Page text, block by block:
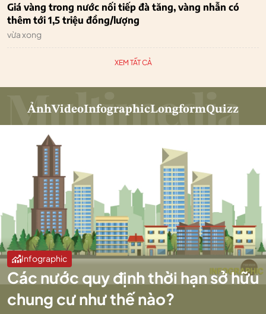
Giá vàng trong nước nối tiếp đà tăng, vàng nhẫn có
thêm tới 1,5 triệu đồng/lượng
vừa xong
XEM TẤT CẢ
ẢnhVideoInfographicLongformQuizz
Infographic
Các nước quy định thời hạn sở hữu
chung cư như thế nào?